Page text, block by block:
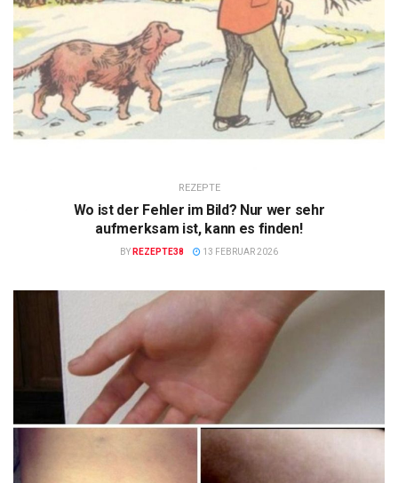
REZEPTE
Wo ist der Fehler im Bild? Nur wer sehr
aufmerksam ist, kann es finden!
BY REZEPTE38 13 FEBRUAR 2026